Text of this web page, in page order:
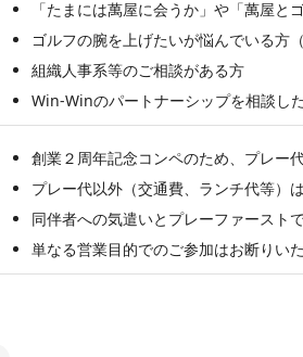
「たまには萬屋に会うか」や「萬屋
ゴルフの腕を上げたいが悩んでいる方
組織人事系等のご相談がある方
Win-Winのパートナーシップを相談し
創業２周年記念コンペのため、プレー
プレー代以外（交通費、ランチ代等）
同伴者への気遣いとプレーファースト
単なる営業目的でのご参加はお断りいた